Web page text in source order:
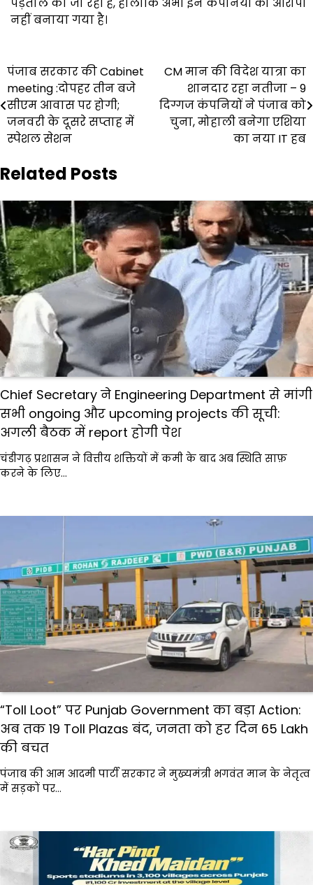
नहीं बनाया गया है।
Post
navigation
पंजाब सरकार की Cabinet
meeting :दोपहर तीन बजे
सीएम आवास पर होगी;
जनवरी के दूसरे सप्ताह में
स्पेशल सेशन
CM मान की विदेश यात्रा का
शानदार रहा नतीजा – 9
दिग्गज कंपनियों ने पंजाब को
चुना, मोहाली बनेगा एशिया
का नया IT हब
Related Posts
Chief Secretary ने Engineering Department से मांगी
सभी ongoing और upcoming projects की सूची:
अगली बैठक में report होगी पेश
चंडीगढ़ प्रशासन ने वित्तीय शक्तियों में कमी के बाद अब स्थिति साफ़
करने के लिए…
“Toll Loot” पर Punjab Government का बड़ा Action:
अब तक 19 Toll Plazas बंद, जनता को हर दिन ₹65 Lakh
की बचत
पंजाब की आम आदमी पार्टी सरकार ने मुख्यमंत्री भगवंत मान के नेतृत्व
में सड़कों पर…